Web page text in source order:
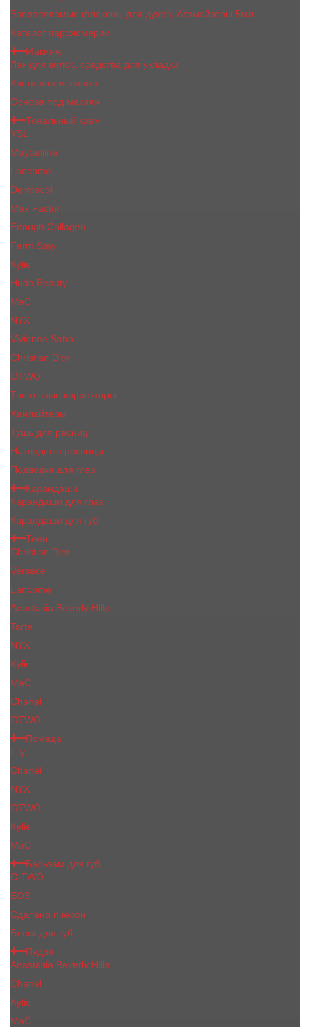
Заправляемые флаконы для духов, Атомайзеры 5мл
Каталог парфюмерии
Макияж
Лак для волос, средства для укладки
Кисти для макияжа
Основа под макияж
Тональный крем
YSL
Maybelline
Lancome
Dermacol
Max Factor
Enough Collagen
Farm Stay
Kylie
Huda Beauty
МаС
NYX
Vivienne Sabo
Сhristiаn Diоr
OTWO
Тональные корректоры
Хайлайтеры
Тушь для ресниц
Накладные ресницы
Подводка для глаз
Карандаши
Карандаши для глаз
Карандаши для губ
Тени
Christian Dior
Versace
Lancome
Anastasia Beverly Hills
Tarte
NYX
Kylie
MaC
Сhanеl
OTWO
Помада
Lily
Chanel
NYX
OTWO
Kylie
МаС
Бальзам для губ
O.TWO
EOS
Сделано пчелой
Блеск для губ
Пудра
Anastasia Beverly Hills
Chanel
Kylie
MaC